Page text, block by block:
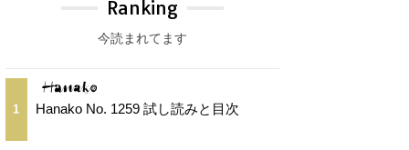
Ranking
今読まれてます
1 Hanako No. 1259 試し読みと目次